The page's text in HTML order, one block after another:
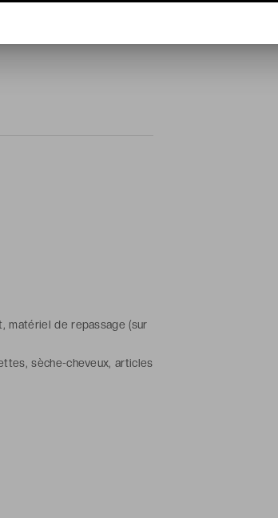
bien particuliers. Une
matériel de repassage (sur
sèche-cheveux, articles